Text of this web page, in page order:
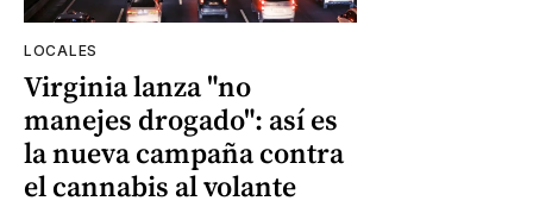
LOCALES
Virginia lanza "no
manejes drogado": así es
la nueva campaña contra
el cannabis al volante